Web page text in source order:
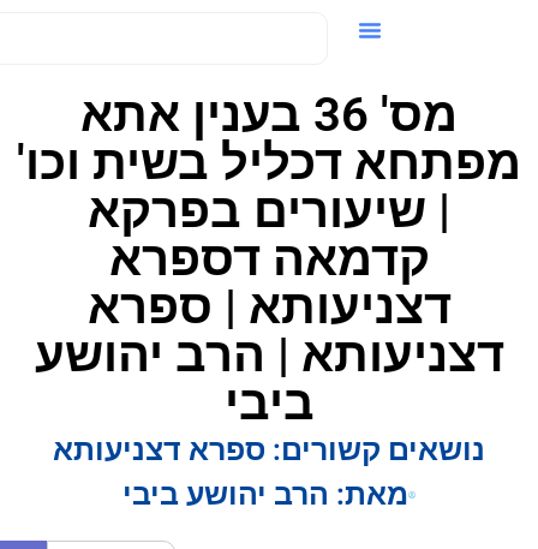
מס' 36 בענין אתא
דכליל בשית וכו'
| שיעורים בפרקא
קדמאה דספרא
דצניעותא | ספרא
דצניעותא | הרב יהושע
ביבי
נושאים קשורים: ספרא דצניעותא
מאת:הרב יהושע ביבי